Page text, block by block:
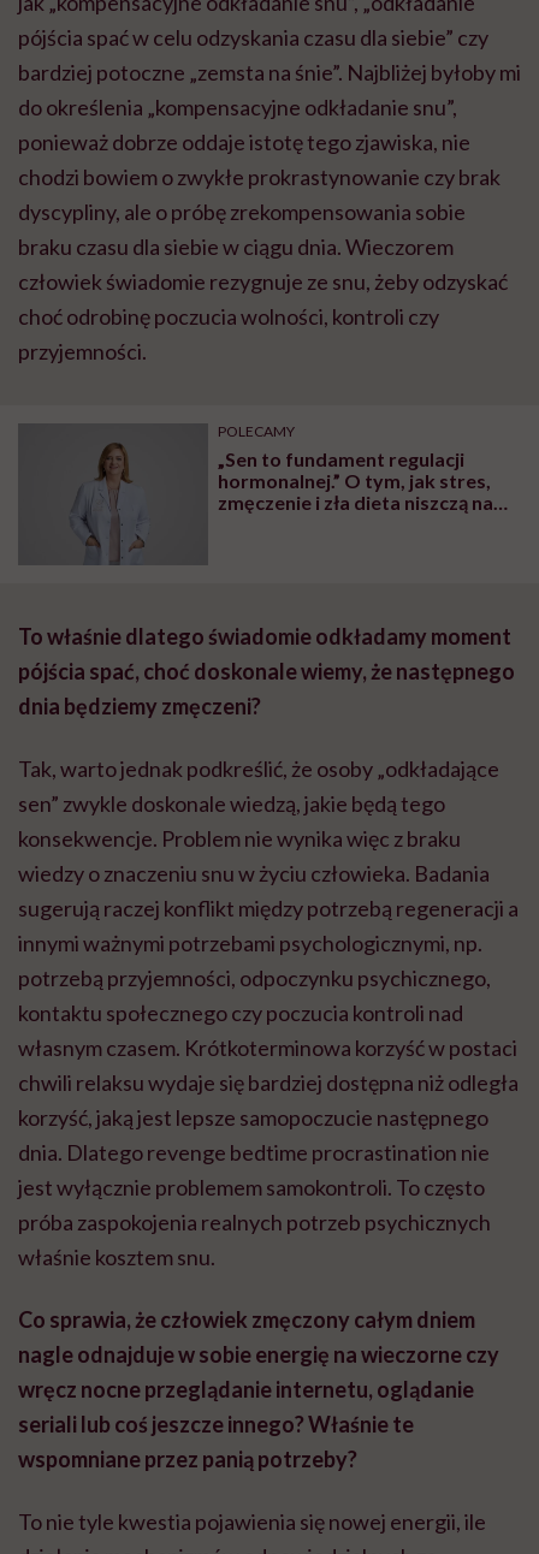
pójścia spać w celu odzyskania czasu dla siebie” czy
bardziej potoczne „zemsta na śnie”. Najbliżej byłoby mi
do określenia „kompensacyjne odkładanie snu”,
ponieważ dobrze oddaje istotę tego zjawiska, nie
chodzi bowiem o zwykłe prokrastynowanie czy brak
dyscypliny, ale o próbę zrekompensowania sobie
braku czasu dla siebie w ciągu dnia. Wieczorem
człowiek świadomie rezygnuje ze snu, żeby odzyskać
choć odrobinę poczucia wolności, kontroli czy
przyjemności.
POLECAMY
„Sen to fundament regulacji
hormonalnej.” O tym, jak stres,
zmęczenie i zła dieta niszczą nam
To właśnie dlatego świadomie odkładamy moment
pójścia spać, choć doskonale wiemy, że następnego
dnia będziemy zmęczeni?
Tak, warto jednak podkreślić, że osoby „odkładające
sen” zwykle doskonale wiedzą, jakie będą tego
konsekwencje. Problem nie wynika więc z braku
wiedzy o znaczeniu snu w życiu człowieka. Badania
sugerują raczej konflikt między potrzebą regeneracji a
innymi ważnymi potrzebami psychologicznymi, np.
potrzebą przyjemności, odpoczynku psychicznego,
kontaktu społecznego czy poczucia kontroli nad
własnym czasem. Krótkoterminowa korzyść w postaci
chwili relaksu wydaje się bardziej dostępna niż odległa
korzyść, jaką jest lepsze samopoczucie następnego
dnia. Dlatego revenge bedtime procrastination nie
jest wyłącznie problemem samokontroli. To często
próba zaspokojenia realnych potrzeb psychicznych
właśnie kosztem snu.
Co sprawia, że człowiek zmęczony całym dniem
nagle odnajduje w sobie energię na wieczorne czy
wręcz nocne przeglądanie internetu, oglądanie
seriali lub coś jeszcze innego? Właśnie te
wspomniane przez panią potrzeby?
To nie tyle kwestia pojawienia się nowej energii, ile